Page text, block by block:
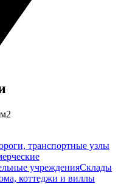
транспортные узлы
учрежденияСклады
коттеджи и виллы